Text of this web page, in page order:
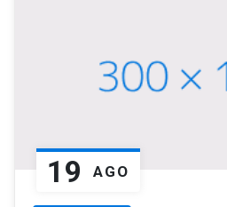
19 AGO